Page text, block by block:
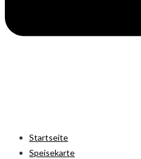
Startseite
Speisekarte